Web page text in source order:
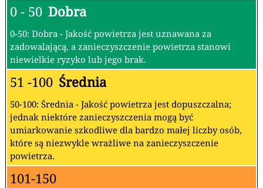
0 - 50 Dobra
0-50: Dobra - Jakość powietrza jest uznawana za
zadowalającą, a zanieczyszczenie powietrza stanowi
niewielkie ryzyko lub jego brak.
51 -100 Średnia
50-100: Średnia - Jakość powietrza jest dopuszczalna;
jednak niektóre zanieczyszczenia mogą być
umiarkowanie szkodliwe dla bardzo małej liczby osób,
które są niezwykle wrażliwe na zanieczyszczenie
powietrza.
101-150